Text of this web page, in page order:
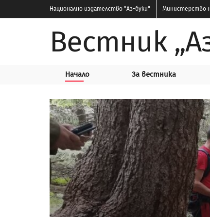
Национално издателство "Аз-буки" Министерство
Вестник
Начало За вестника